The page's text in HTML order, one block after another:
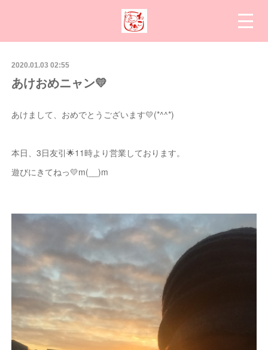
2020.01.03 02:55
あけおめニャン💛
あけまして、おめでとうございます💛(*^^*)
本日、3日友引🌟11時より営業しております。
遊びにきてねっ💛m(__)m